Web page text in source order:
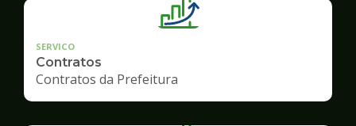
SERVICO
Contratos
Contratos da Prefeitura